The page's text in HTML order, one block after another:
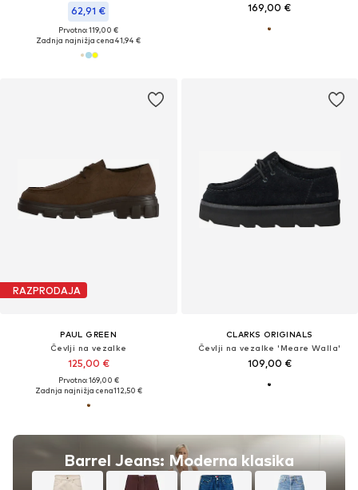
62,91 €
Prvotno: 119,00 €
Zadnja najnižja cena41,94 €
169,00 €
RAZPRODAJA
PAUL GREEN
Čevlji na vezalke
125,00 €
Prvotno: 169,00 €
Zadnja najnižja cena112,50 €
Barrel Jeans: Moderna klasika
CLARKS ORIGINALS
Čevlji na vezalke 'Meare Walla'
109,00 €